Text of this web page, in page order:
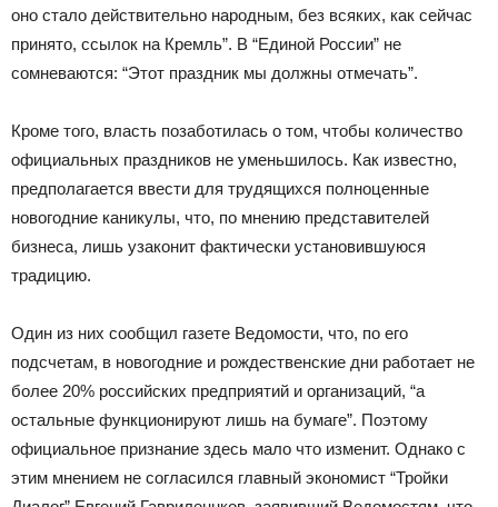
оно стало действительно народным, без всяких, как сейчас
принято, ссылок на Кремль”. В “Единой России” не
сомневаются: “Этот праздник мы должны отмечать”.
Кроме того, власть позаботилась о том, чтобы количество
официальных праздников не уменьшилось. Как известно,
предполагается ввести для трудящихся полноценные
новогодние каникулы, что, по мнению представителей
бизнеса, лишь узаконит фактически установившуюся
традицию.
Один из них сообщил газете Ведомости, что, по его
подсчетам, в новогодние и рождественские дни работает не
более 20% российских предприятий и организаций, “а
остальные функционируют лишь на бумаге”. Поэтому
официальное признание здесь мало что изменит. Однако с
этим мнением не согласился главный экономист “Тройки